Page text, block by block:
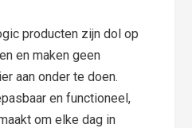
producten zijn dol op
en maken geen
aan onder te doen.
en functioneel,
om elke dag in